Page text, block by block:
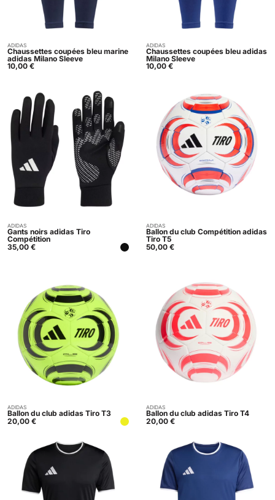
Acheter
ADIDAS
Chaussettes coupées bleu marine
adidas Milano Sleeve
10,00 €
Acheter
ADIDAS
Chaussettes coupées bleu adidas
Milano Sleeve
10,00 €
Acheter
ADIDAS
Gants noirs adidas Tiro
Compétition
35,00 €
Acheter
ADIDAS
Ballon du club Compétition adidas
Tiro T5
50,00 €
Acheter
ADIDAS
Ballon du club adidas Tiro T3
20,00 €
Acheter
ADIDAS
Ballon du club adidas Tiro T4
20,00 €